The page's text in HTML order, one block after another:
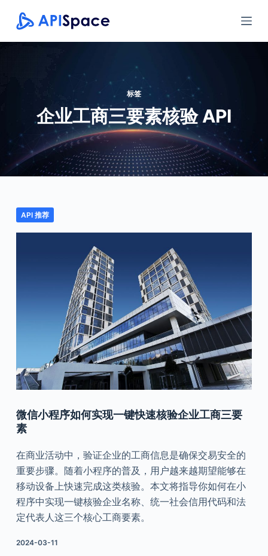
跳
过
内
标签
企业工商三要素核验 API
API 推荐
微信小程序如何实现一键快速核验企业工商三要
素
在商业活动中，验证企业的工商信息是确保交易安全的
重要步骤。随着小程序的普及，用户越来越期望能够在
移动设备上快速完成这类核验。本文将指导你如何在小
程序中实现一键核验企业名称、统一社会信用代码和法
定代表人这三个核心工商要素。
2024-03-11